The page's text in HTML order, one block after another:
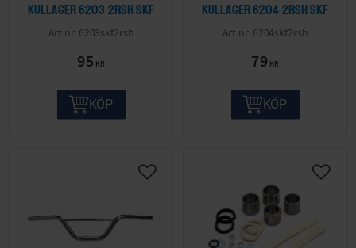
Kullager 6203 2RSH SKF
6203skf2rsh
95 KR
KÖP
Kullager 6204 2RSH SKF
6204skf2rsh
79 KR
KÖP